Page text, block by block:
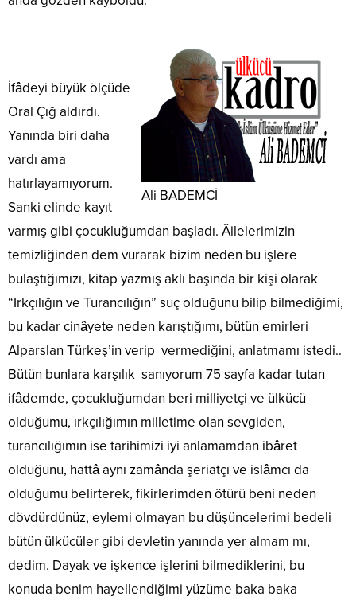
Ali BADEMCİ
İfâdeyi büyük ölçüde
Oral Çığ aldırdı.
Yanında biri daha
vardı ama
hatırlayamıyorum.
Sanki elinde kayıt
varmış gibi çocukluğumdan başladı. Âilelerimizin
temizliğinden dem vurarak bizim neden bu işlere
bulaştığımızı, kitap yazmış aklı başında bir kişi olarak
“Irkçılığın ve Turancılığın” suç olduğunu bilip bilmediğimi,
bu kadar cinâyete neden karıştığımı, bütün emirleri
Alparslan Türkeş’in verip vermediğini, anlatmamı istedi..
Bütün bunlara karşılık sanıyorum 75 sayfa kadar tutan
ifâdemde, çocukluğumdan beri milliyetçi ve ülkücü
olduğumu, ırkçılığımın milletime olan sevgiden,
turancılığımın ise tarihimizi iyi anlamamdan ibâret
olduğunu, hattâ aynı zamânda şeriatçı ve islâmcı da
olduğumu belirterek, fikirlerimden ötürü beni neden
dövdürdünüz, eylemi olmayan bu düşüncelerimi bedeli
bütün ülkücüler gibi devletin yanında yer almam mı,
dedim. Dayak ve işkence işlerini bilmediklerini, bu
konuda benim hayellendiğimi yüzüme baka baka